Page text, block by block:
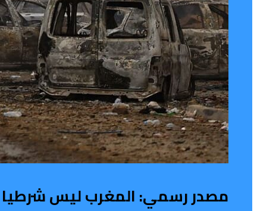
مصدر رسمي: المغرب ليس شرطيا